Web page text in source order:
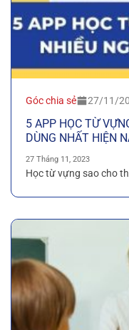
Góc chia sẻ 27/11/
5 APP HỌC TỪ
DÙNG NHẤT HIỆN
27 Tháng 11, 2023
Học từ vựng sao cho